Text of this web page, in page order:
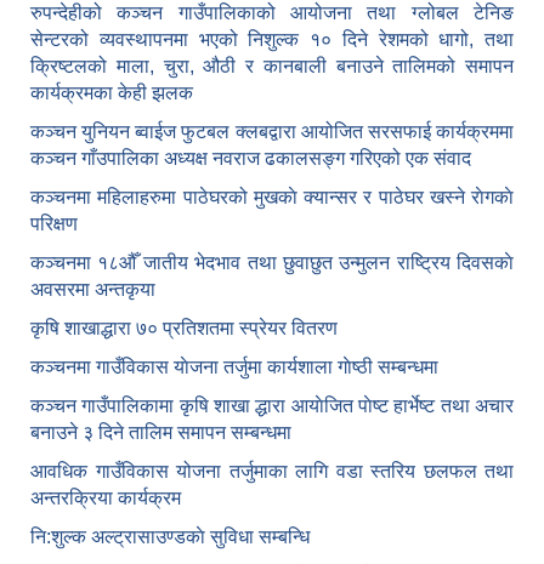
रुपन्देहीको कञ्चन गाउँपालिकाको आयोजना तथा ग्लोबल टेनिङ
सेन्टरको व्यवस्थापनमा भएको निशुल्क १० दिने रेशमको धागो, तथा
क्रिष्टलको माला, चुरा, औठी र कानबाली बनाउने तालिमको समापन
कार्यक्रमका केही झलक
कञ्चन युनियन ब्वाईज फुटबल क्लबद्वारा आयोजित सरसफाई कार्यक्रममा
कञ्चन गाँउपालिका अध्यक्ष नवराज ढकालसङ्ग गरिएको एक संवाद
कञ्‍चनमा महिलाहरुमा पाठेघरको मुखकाे क्यान्सर र पाठेघर खस्‍ने राेगकाे
परिक्षण
कञ्‍चनमा १८औँ जातीय भेदभाव तथा छुवाछुत उन्मुलन राष्ट्रिय दिवसकाे
अवसरमा अन्तकृया
कृषि शाखाद्धारा ७० प्रतिशतमा स्प्रेयर वितरण
कञ्‍चनमा गाउँविकास याेजना तर्जुमा कार्यशाला गाेष्ठी सम्बन्धमा
कञ्‍चन गाउँपालिकामा कृषि शाखा द्धारा आयाेजित पाेष्ट हार्भेष्ट तथा अचार
बनाउने ३ दिने तालिम समापन सम्बन्‍धमा
आवधिक गाउँविकास योजना तर्जुमाका लागि वडा स्तरिय छलफल तथा
अन्तरक्रिया कार्यक्रम
नि:शुल्क अल्ट्रासाउण्डकाे सुविधा सम्बन्धि